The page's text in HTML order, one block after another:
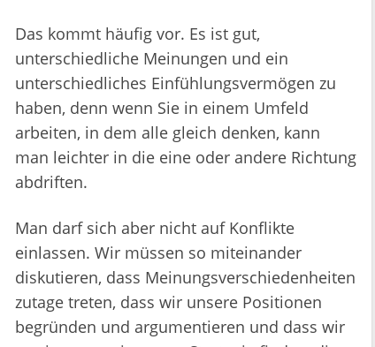
Das kommt häufig vor. Es ist gut,
unterschiedliche Meinungen und ein
unterschiedliches Einfühlungsvermögen zu
haben, denn wenn Sie in einem Umfeld
arbeiten, in dem alle gleich denken, kann
man leichter in die eine oder andere Richtung
abdriften.
Man darf sich aber nicht auf Konflikte
einlassen. Wir müssen so miteinander
diskutieren, dass Meinungsverschiedenheiten
zutage treten, dass wir unsere Positionen
begründen und argumentieren und dass wir